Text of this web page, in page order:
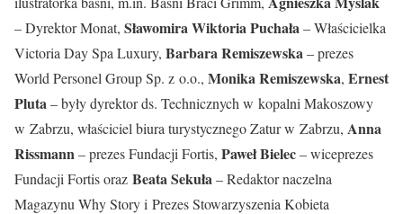
– Dyrektor Monat, Sławomira Wiktoria Puchała– Właścicielka
Victoria Day Spa Luxury, Barbara Remiszewska– prezes
World Personel Group Sp. z o.o., Monika Remiszewska, Ernest
Pluta– były dyrektor ds. Technicznych w kopalni Makoszowy
w Zabrzu, właściciel biura turystycznego Zatur w Zabrzu, Anna
Rissmann– prezes Fundacji Fortis, Paweł Bielec– wiceprezes
Fundacji Fortis oraz Beata Sekuła– Redaktor naczelna
Magazynu Why Story i Prezes Stowarzyszenia Kobieta